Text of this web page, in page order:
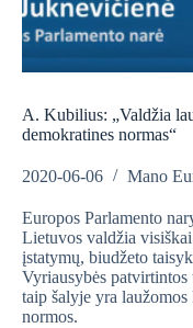
A. Kubilius: „Valdžia
demokratines normas“
2020-06-06 Mano
Europos Parlamento
Lietuvos valdžia visiškai
įstatymų, biudžeto
Vyriausybės
taip šalyje yra
normos.